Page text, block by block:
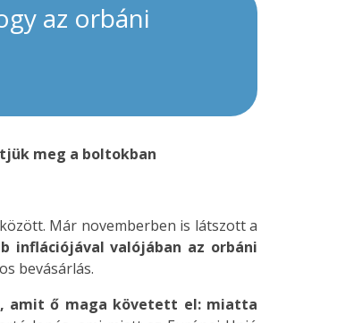
az orbáni
meg a boltokban
Már novemberben is látszott a
inflációjával valójában az orbáni
bevásárlás.
amit ő maga követett el: miatta